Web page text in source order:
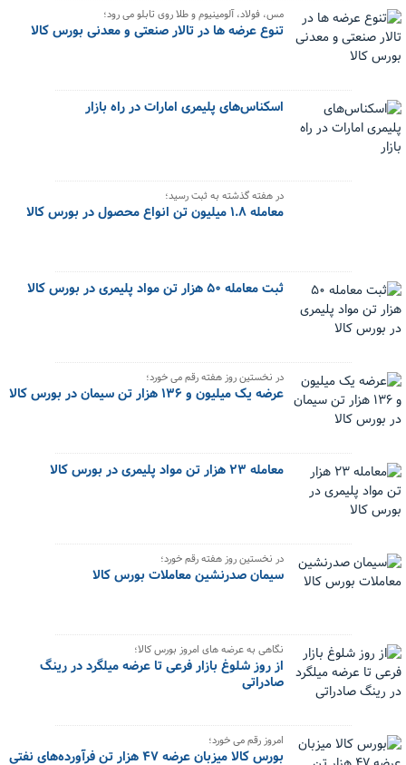
مس، فولاد، آلومینیوم و طلا روی تابلو می رود؛
تنوع عرضه ها در تالار صنعتی و معدنی بورس کالا
اسکناس‌های پلیمری امارات در راه بازار
در هفته گذشته به ثبت رسید؛
معامله ۱.۸ میلیون تن انواع محصول در بورس کالا
ثبت معامله ۵۰ هزار تن مواد پلیمری در بورس کالا
در نخستین روز هفته رقم می خورد؛
عرضه یک میلیون و ۱۳۶ هزار تن سیمان در بورس کالا
معامله ۲۳ هزار تن مواد پلیمری در بورس کالا
در نخستین روز هفته رقم خورد؛
سیمان صدرنشین معاملات بورس کالا
نگاهی به عرضه های امروز بورس کالا؛
از روز شلوغ بازار فرعی تا عرضه میلگرد در رینگ
صادراتی
امروز رقم می خورد؛
بورس کالا میزبان عرضه ۴۷ هزار تن فرآورده‌های نفتی